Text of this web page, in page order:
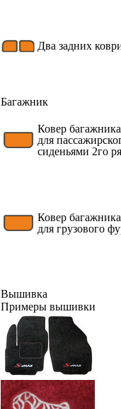
Два задних
Багажник
Ковер багажника
для
сиденьями 2го
Ковер багажника
для грузового
Вышивка
Примеры вышивки